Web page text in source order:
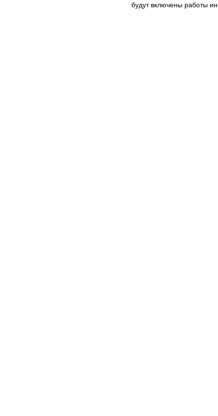
будут включены работы